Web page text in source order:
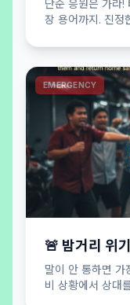
단순 응원은 가라
장 용어까지. 진정
EMERGENCY
🚨 밤거리 위
말이 안 통하면 가
비 상황에서 상대